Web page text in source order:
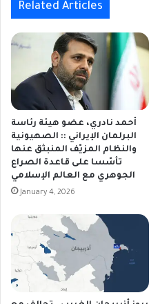
Related Articles
أحمد نادري، عضو هيئة رئاسة
البرلمان الإيراني :: الصهيونية
والنظام المزيّف المنبثق عنها
تأسّسا على قاعدة الصراع
الجوهري مع العالم الإسلامي
January 4, 2026